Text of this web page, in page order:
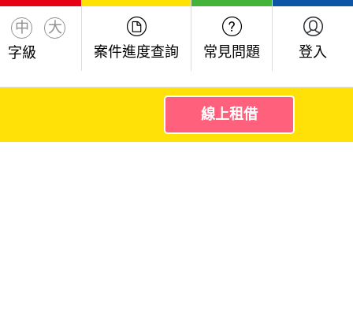
中
大
字級
案件進度查詢 常見問題 登入
線上租借